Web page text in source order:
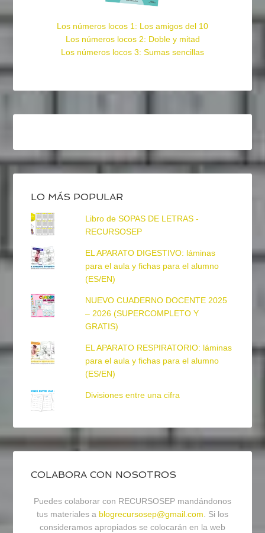
Los números locos 1: Los amigos del 10
Los números locos 2: Doble y mitad
Los números locos 3: Sumas sencillas
LO MÁS POPULAR
Libro de SOPAS DE LETRAS -
RECURSOSEP
EL APARATO DIGESTIVO: láminas
para el aula y fichas para el alumno
(ES/EN)
NUEVO CUADERNO DOCENTE 2025
– 2026 (SUPERCOMPLETO Y
GRATIS)
EL APARATO RESPIRATORIO: láminas
para el aula y fichas para el alumno
(ES/EN)
Divisiones entre una cifra
COLABORA CON NOSOTROS
Puedes colaborar con RECURSOSEP mandándonos
tus materiales a blogrecursosep@gmail.com. Si los
consideramos apropiados se colocarán en la web